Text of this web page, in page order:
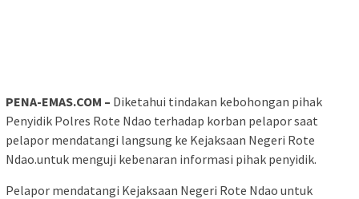
PENA-EMAS.COM – Diketahui tindakan kebohongan pihak
Penyidik Polres Rote Ndao terhadap korban pelapor saat
pelapor mendatangi langsung ke Kejaksaan Negeri Rote
Ndao.untuk menguji kebenaran informasi pihak penyidik.
Pelapor mendatangi Kejaksaan Negeri Rote Ndao untuk